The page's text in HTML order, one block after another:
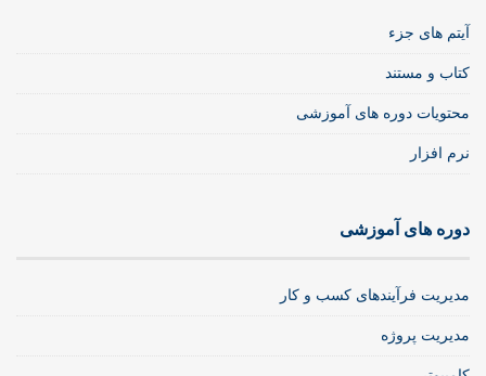
آیتم های جزء
کتاب و مستند
محتویات دوره های آموزشی
نرم افزار
دوره های آموزشی
مدیریت فرآیندهای کسب و کار
مدیریت پروژه